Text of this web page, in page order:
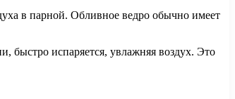
в парной. Обливное ведро обычно имеет
быстро испаряется, увлажняя воздух. Это